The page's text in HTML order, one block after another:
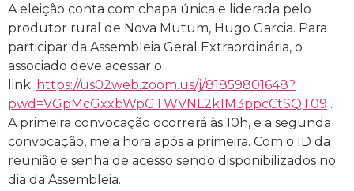
A eleição conta com chapa única e liderada pelo
produtor rural de Nova Mutum, Hugo Garcia. Para
participar da Assembleia Geral Extraordinária, o
associado deve acessar o
link: https://us02web.zoom.us/j/81859801648?
pwd=VGpMcGxxbWpGTWVNL2k1M3ppcCtSQT09 .
A primeira convocação ocorrerá às 10h, e a segunda
convocação, meia hora após a primeira. Com o ID da
reunião e senha de acesso sendo disponibilizados no
dia da Assembleia.